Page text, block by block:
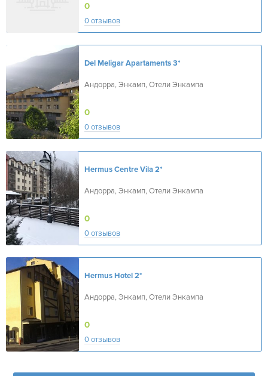
0
0 отзывов
Del Meligar Apartaments3*
Андорра, Энкамп, Отели Энкампа
0
0 отзывов
Hermus Centre Vila2*
Андорра, Энкамп, Отели Энкампа
0
0 отзывов
Hermus Hotel2*
Андорра, Энкамп, Отели Энкампа
0
0 отзывов